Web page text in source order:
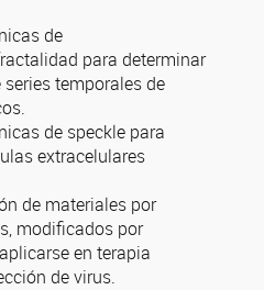
de
para determinar
temporales de
de speckle para
extracelulares
de materiales por
modificados por
en terapia
de virus.